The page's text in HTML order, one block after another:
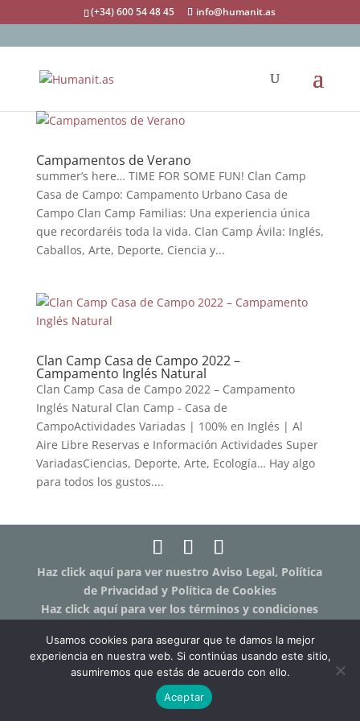
(+34) 600 54 48 45 info@humanit.as
Campamentos de Verano
summer’s here… TIME FOR SOME FUN! Clan Camp
Casa de Campo: Campamento Urbano Casa de
Campo Clan Camp Familias: Una experiencia única
que recordaréis toda la vida. Clan Camp Ávila: Inglés,
Caballos, Arte, Deporte, Ciencia y...
Clan Camp Casa de Campo 2022 –
Campamento Inglés Natural
Clan Camp Casa de Campo 2022 – Campamento
Inglés Natural Clan Camp - Casa de
CampoActividades Variadas | 100% en Inglés | Al
Aire Libre Reservas e Información Actividades Super
VariadasCiencias, Deporte, Arte, Ecología… Hay algo
para todos los gustos....
Haz click aquí para ver nuestro Aviso Legal, Política
de Privacidad y Política de Cookies
Haz click aquí para ver los términos y condiciones
Usamos cookies para asegurar que te damos la mejor
experiencia en nuestra web. Si continúas usando este sitio,
asumiremos que estás de acuerdo con ello.
Aceptar